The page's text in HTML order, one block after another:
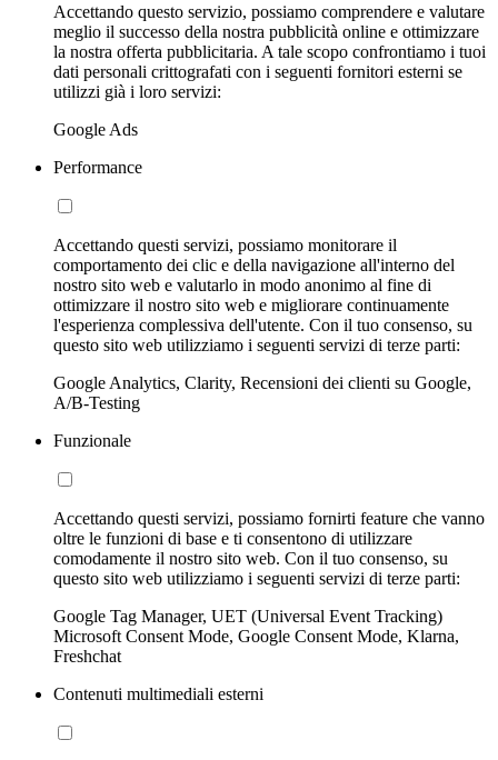
Accettando questo servizio, possiamo comprendere e valutare
meglio il successo della nostra pubblicità online e ottimizzare
la nostra offerta pubblicitaria. A tale scopo confrontiamo i tuoi
dati personali crittografati con i seguenti fornitori esterni se
utilizzi già i loro servizi:
Google Ads
Performance
Accettando questi servizi, possiamo monitorare il
comportamento dei clic e della navigazione all'interno del
nostro sito web e valutarlo in modo anonimo al fine di
ottimizzare il nostro sito web e migliorare continuamente
l'esperienza complessiva dell'utente. Con il tuo consenso, su
questo sito web utilizziamo i seguenti servizi di terze parti:
Google Analytics, Clarity, Recensioni dei clienti su Google,
A/B-Testing
Funzionale
Accettando questi servizi, possiamo fornirti feature che vanno
oltre le funzioni di base e ti consentono di utilizzare
comodamente il nostro sito web. Con il tuo consenso, su
questo sito web utilizziamo i seguenti servizi di terze parti:
Google Tag Manager, UET (Universal Event Tracking)
Microsoft Consent Mode, Google Consent Mode, Klarna,
Freshchat
Contenuti multimediali esterni